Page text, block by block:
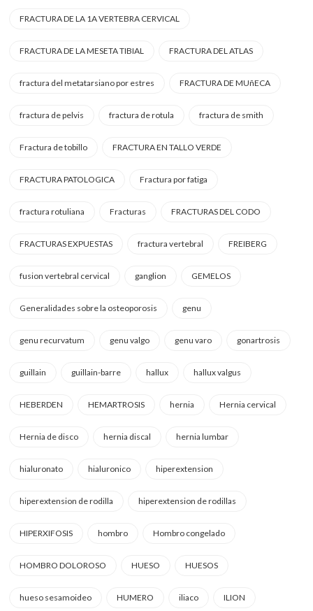
FRACTURA DE LA 1A VERTEBRA CERVICAL
FRACTURA DE LA MESETA TIBIAL FRACTURA DEL ATLAS
fractura del metatarsiano por estres FRACTURA DE MUñECA
fractura de pelvis fractura de rotula fractura de smith
Fractura de tobillo FRACTURA EN TALLO VERDE
FRACTURA PATOLOGICA Fractura por fatiga
fractura rotuliana Fracturas FRACTURAS DEL CODO
FRACTURAS EXPUESTAS fractura vertebral FREIBERG
fusion vertebral cervical ganglion GEMELOS
Generalidades sobre la osteoporosis genu
genu recurvatum genu valgo genu varo gonartrosis
guillain guillain-barre hallux hallux valgus
HEBERDEN HEMARTROSIS hernia Hernia cervical
Hernia de disco hernia discal hernia lumbar
hialuronato hialuronico hiperextension
hiperextension de rodilla hiperextension de rodillas
HIPERXIFOSIS hombro Hombro congelado
HOMBRO DOLOROSO HUESO HUESOS
hueso sesamoideo HUMERO iliaco ILION